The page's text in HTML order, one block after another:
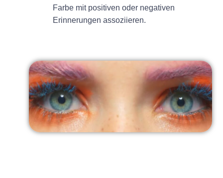
Farbe mit positiven oder negativen
Erinnerungen assoziieren.